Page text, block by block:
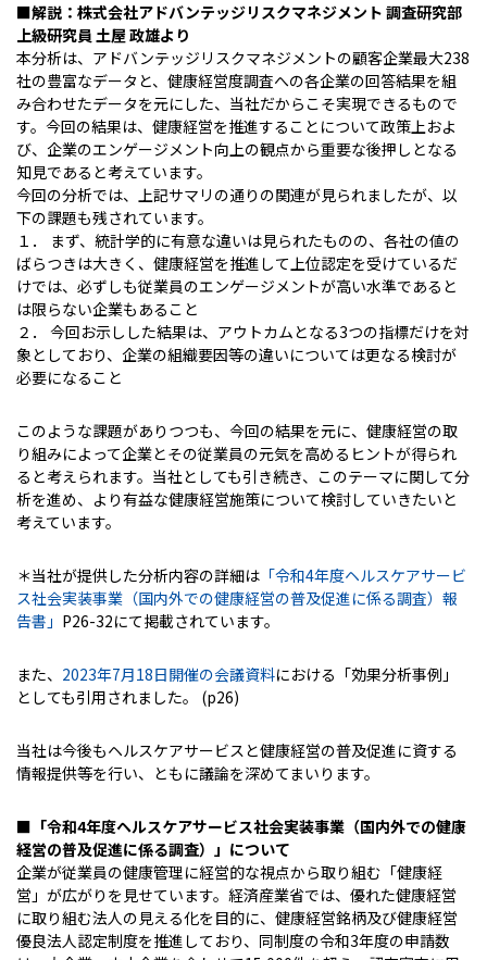
■解説：株式会社アドバンテッジリスクマネジメント 調査研究部
上級研究員 土屋 政雄より
本分析は、アドバンテッジリスクマネジメントの顧客企業最大238
社の豊富なデータと、健康経営度調査への各企業の回答結果を組
み合わせたデータを元にした、当社だからこそ実現できるもので
す。今回の結果は、健康経営を推進することについて政策上およ
び、企業のエンゲージメント向上の観点から重要な後押しとなる
知見であると考えています。
今回の分析では、上記サマリの通りの関連が見られましたが、以
下の課題も残されています。
１． まず、統計学的に有意な違いは見られたものの、各社の値の
ばらつきは大きく、健康経営を推進して上位認定を受けているだ
けでは、必ずしも従業員のエンゲージメントが高い水準であると
は限らない企業もあること
２． 今回お示しした結果は、アウトカムとなる3つの指標だけを対
象としており、企業の組織要因等の違いについては更なる検討が
必要になること
このような課題がありつつも、今回の結果を元に、健康経営の取
り組みによって企業とその従業員の元気を高めるヒントが得られ
ると考えられます。当社としても引き続き、このテーマに関して分
析を進め、より有益な健康経営施策について検討していきたいと
考えています。
＊当社が提供した分析内容の詳細は 「令和4年度ヘルスケアサービ
ス社会実装事業（国内外での健康経営の普及促進に係る調査）報
告書」 P26-32にて掲載されています。
また、 2023年7月18日開催の会議資料における「効果分析事例」
としても引用されました。 (p26)
当社は今後もヘルスケアサービスと健康経営の普及促進に資する
情報提供等を行い、ともに議論を深めてまいります。
■「令和4年度ヘルスケアサービス社会実装事業（国内外での健康
経営の普及促進に係る調査）」について
企業が従業員の健康管理に経営的な視点から取り組む「健康経
営」が広がりを見せています。経済産業省では、優れた健康経営
に取り組む法人の見える化を目的に、健康経営銘柄及び健康経営
優良法人認定制度を推進しており、同制度の令和3年度の申請数